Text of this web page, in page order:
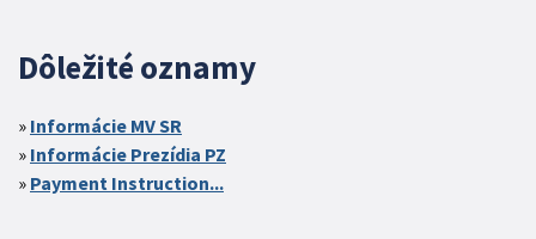
Dôležité oznamy
Informácie MV SR
Informácie Prezídia PZ
Payment Instruction...